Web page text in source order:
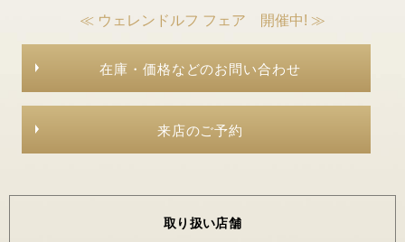
≪ ウェレンドルフ フェア 開催中! ≫
在庫・価格などのお問い合わせ
来店のご予約
取り扱い店舗